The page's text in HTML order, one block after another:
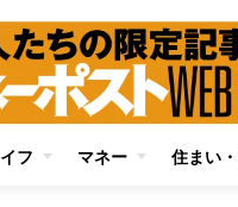
フ マネー 住まい